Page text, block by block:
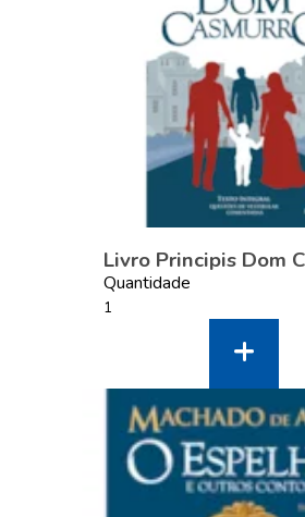
Livro Principis Dom
Quantidade